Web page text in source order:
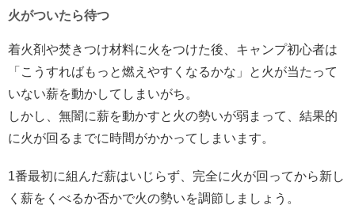
火がついたら待つ
着火剤や焚きつけ材料に火をつけた後、キャンプ初心者は
「こうすればもっと燃えやすくなるかな」と火が当たって
いない薪を動かしてしまいがち。
しかし、無闇に薪を動かすと火の勢いが弱まって、結果的
に火が回るまでに時間がかかってしまいます。
1番最初に組んだ薪はいじらず、完全に火が回ってから新し
く薪をくべるか否かで火の勢いを調節しましょう。